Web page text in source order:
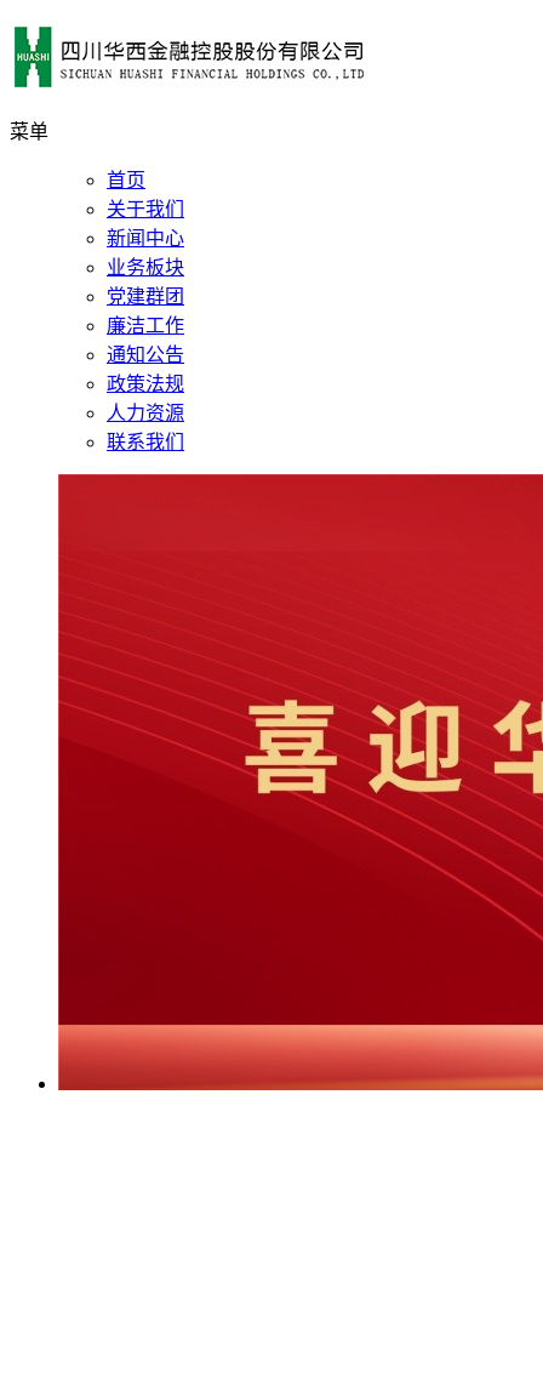
菜单
首页
关于我们
新闻中心
业务板块
党建群团
廉洁工作
通知公告
政策法规
人力资源
联系我们